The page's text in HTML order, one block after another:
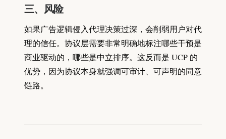
三、风险
如果广告逻辑侵入代理决策过深，会削弱用户对代
理的信任。协议层需要非常明确地标注哪些干预是
商业驱动的，哪些是中立排序。这反而是 UCP 的
优势，因为协议本身就强调可审计、可声明的同意
链路。